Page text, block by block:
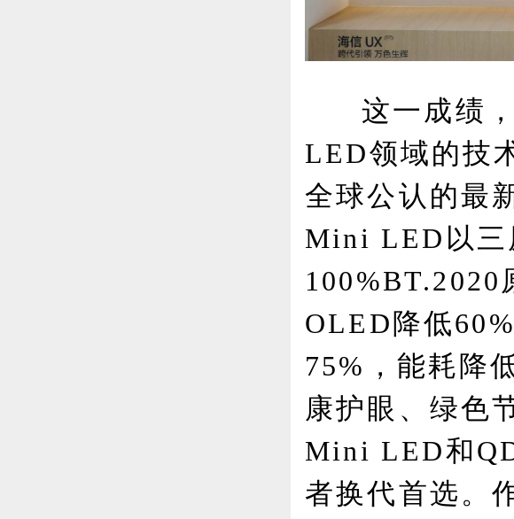
这一成绩
LED领域的技
全球公认的最
Mini LED以三
100%BT.2020
OLED降低
75%，能耗降
康护眼、绿色
Mini LED和
者换代首选。